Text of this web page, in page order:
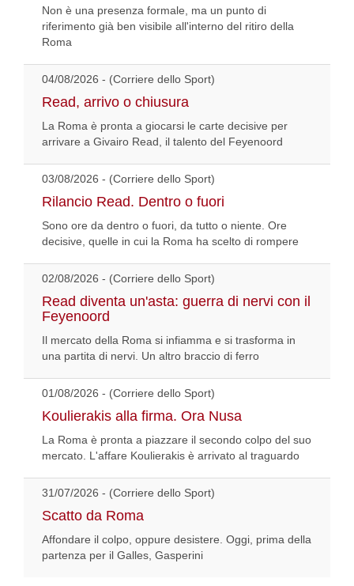
Non è una presenza formale, ma un punto di
riferimento già ben visibile all'interno del ritiro della
Roma
04/08/2026 - (Corriere dello Sport)
Read, arrivo o chiusura
La Roma è pronta a giocarsi le carte decisive per
arrivare a Givairo Read, il talento del Feyenoord
03/08/2026 - (Corriere dello Sport)
Rilancio Read. Dentro o fuori
Sono ore da dentro o fuori, da tutto o niente. Ore
decisive, quelle in cui la Roma ha scelto di rompere
02/08/2026 - (Corriere dello Sport)
Read diventa un'asta: guerra di nervi con il
Feyenoord
Il mercato della Roma si infiamma e si trasforma in
una partita di nervi. Un altro braccio di ferro
01/08/2026 - (Corriere dello Sport)
Koulierakis alla firma. Ora Nusa
La Roma è pronta a piazzare il secondo colpo del suo
mercato. L'affare Koulierakis è arrivato al traguardo
31/07/2026 - (Corriere dello Sport)
Scatto da Roma
Affondare il colpo, oppure desistere. Oggi, prima della
partenza per il Galles, Gasperini